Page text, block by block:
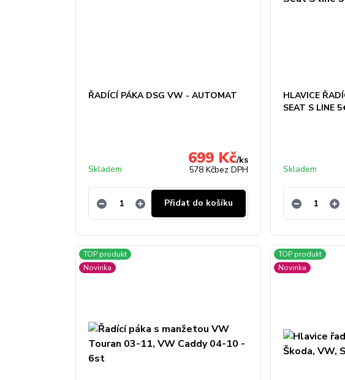
ŘADÍCÍ PÁKA DSG VW - AUTOMAT
699 Kč/ks
578 Kčbez DPH
Skladem
Přidat do košíku
HLAVICE
SEAT S LINE
Skladem
TOP produkt
Novinka
TOP produkt
Novinka